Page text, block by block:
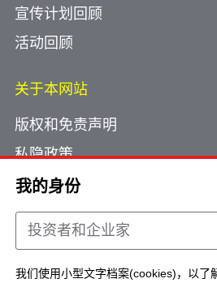
我的身份
投资者和企业家
我们使用小型文字档案(cookies)，以了
宣传计划回顾
活动回顾
关于本网站
版权和免责声明
私隐政策
使用小型文字档案
网页指南
联络我们